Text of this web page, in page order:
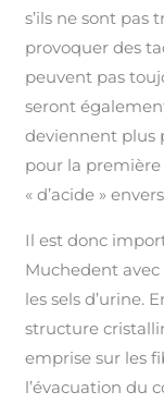
s’ils ne sont pas
provoquer des
peuvent pas
seront
deviennent plus
pour la première
« d’acide »
Il est donc
Muchedent
les sels d’urine.
structure
emprise sur les
l’évacuation du